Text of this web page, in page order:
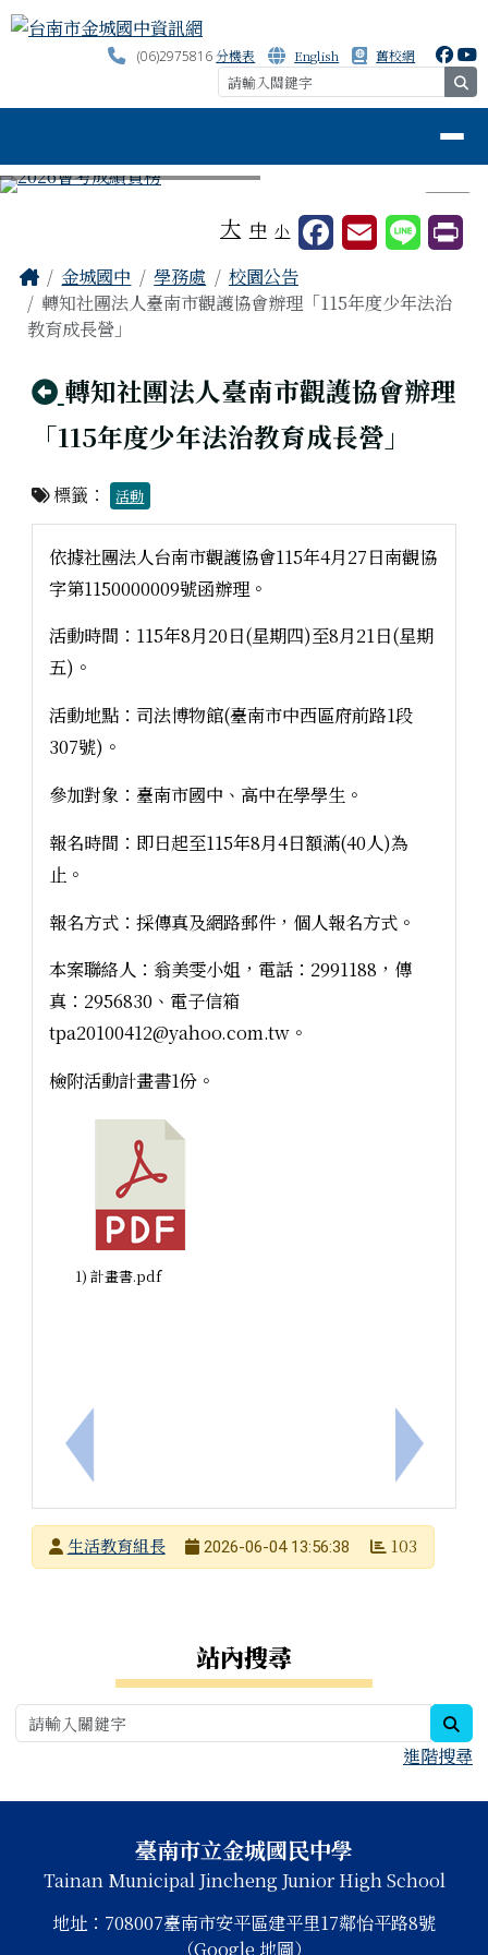
跳至主內容區
台南市金城國中資訊網
(06)2975816分機表 English 舊校網
⏸
大 中 小
主內容區域
Home
金城國中 學務處
校園公告
轉知社團法人臺南市觀護協會辦理「115年度少年法治
教育成長營」
回上頁
轉知社團法人臺南市觀護協會辦理
「115年度少年法治教育成長營」
標籤： 活動
上一筆：教育部辦理115年「數位/網路性別暴力防治
依據社團法人台南市觀護協會115年4月27日南觀協
字第1150000009號函辦理。
活動時間：115年8月20日(星期四)至8月21日(星期
五)。
活動地點：司法博物館(臺南市中西區府前路1段
307號)。
參加對象：臺南市國中、高中在學學生。
報名時間：即日起至115年8月4日額滿(40人)為
止。
報名方式：採傳真及網路郵件，個人報名方式。
本案聯絡人：翁美雯小姐，電話：2991188，傳
真：2956830、電子信箱
tpa20100412@yahoo.com.tw。
檢附活動計畫書1份。
1) 計畫書.pdf
下一筆：
發布者生活教育組長
2026-06-04 13:56:38 103
站內搜尋
進階搜尋
頁尾區域
頁尾區域內容臺南市立金城國民中學
Tainan Municipal Jincheng Junior High School
地址：708007臺南市安平區建平里17鄰怡平路8號
（Google 地圖）